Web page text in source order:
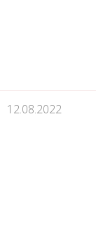
12.08.2022